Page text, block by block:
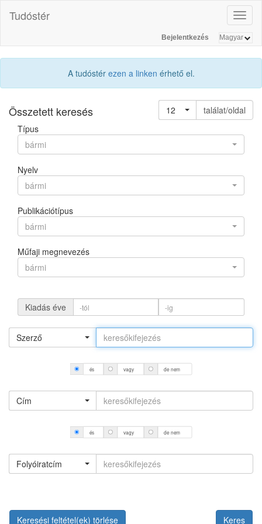
Tudóstér
Bejelentkezés
A tudóstér ezen a linken érhető el.
Összetett keresés 12
találat/oldal
Típus
bármi
Nyelv
bármi
Publikációtípus
bármi
Műfaji megnevezés
bármi
Kiadás éve
Szerző
és vagy de nem
Cím
és vagy de nem
Folyóiratcím
Keresési feltétel(ek) törlése